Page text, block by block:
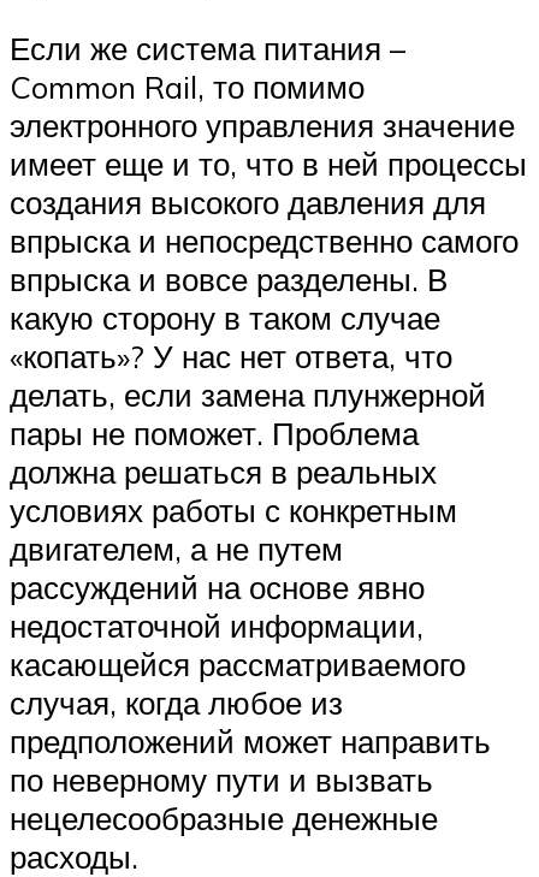
Если же система питания –
Common Rail, то помимо
электронного управления значение
имеет еще и то, что в ней процессы
создания высокого давления для
впрыска и непосредственно самого
впрыска и вовсе разделены. В
какую сторону в таком случае
«копать»? У нас нет ответа, что
делать, если замена плунжерной
пары не поможет. Проблема
должна решаться в реальных
условиях работы с конкретным
двигателем, а не путем
рассуждений на основе явно
недостаточной информации,
касающейся рассматриваемого
случая, когда любое из
предположений может направить
по неверному пути и вызвать
нецелесообразные денежные
расходы.